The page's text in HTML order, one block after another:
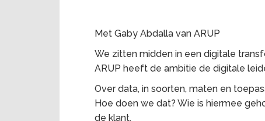
Met Gaby Abdalla van ARUP
We zitten midden in een digitale
ARUP heeft de ambitie de digitale
Over data, in soorten, maten en
Hoe doen we dat? Wie is hiermee
de klant.